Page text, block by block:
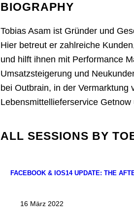
BIOGRAPHY
Tobias Asam ist Gründer und
Hier betreut er zahlreiche
und hilft ihnen mit Performance
Umsatzsteigerung und
bei Outbrain, in der
Lebensmittellieferservice
ALL SESSIONS BY
FACEBOOK & IOS14 UPDATE: THE
16 März 2022